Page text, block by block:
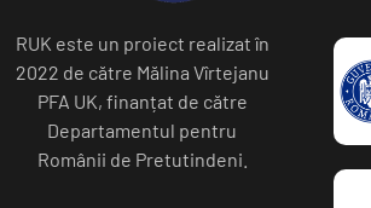
RUK este un proiect realizat în
2022 de către Mălina Vîrtejanu
PFA UK, finanțat de către
Departamentul pentru
Românii de Pretutindeni.